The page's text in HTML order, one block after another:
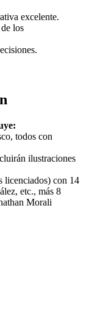
excelente.
los
todos con
ilustraciones
licenciados) con 14
etc., más 8
Morali